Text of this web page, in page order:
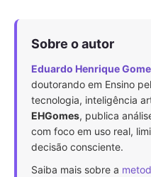
Sobre o autor
Eduardo Henrique
doutorando em Ensino
tecnologia, inteligência
EHGomes, publica
com foco em uso real,
decisão consciente.
Saiba mais sobre a